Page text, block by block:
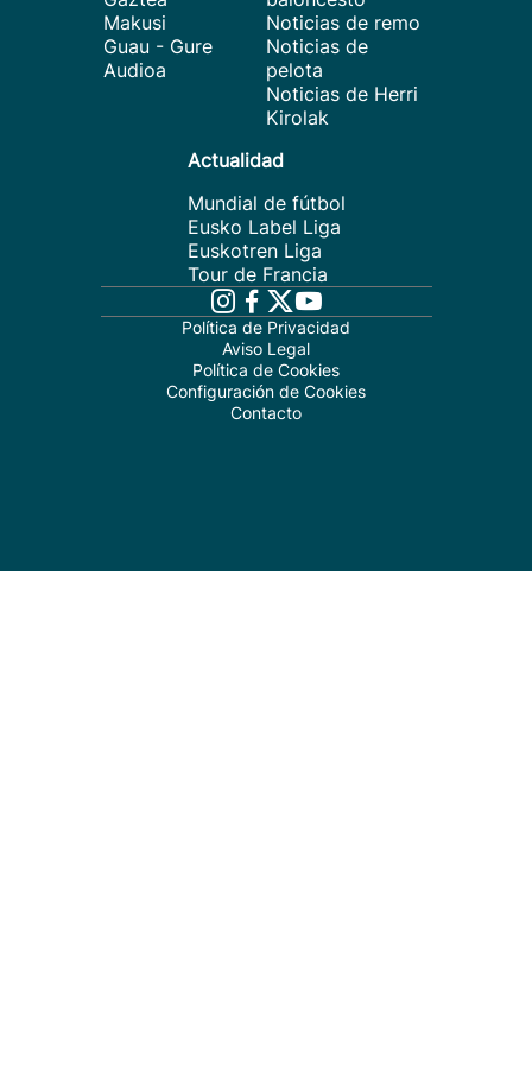
Makusi
Guau - Gure
Audioa
Noticias de remo
Noticias de
pelota
Noticias de Herri
Kirolak
Actualidad
Mundial de fútbol
Eusko Label Liga
Euskotren Liga
Tour de Francia
Política de Privacidad
Aviso Legal
Política de Cookies
Configuración de Cookies
Contacto